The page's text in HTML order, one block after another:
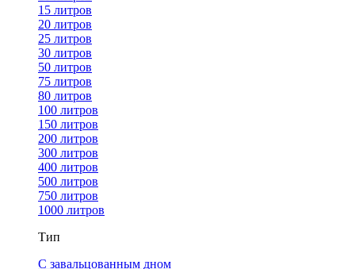
15 литров
20 литров
25 литров
30 литров
50 литров
75 литров
80 литров
100 литров
150 литров
200 литров
300 литров
400 литров
500 литров
750 литров
1000 литров
Тип
С завальцованным дном